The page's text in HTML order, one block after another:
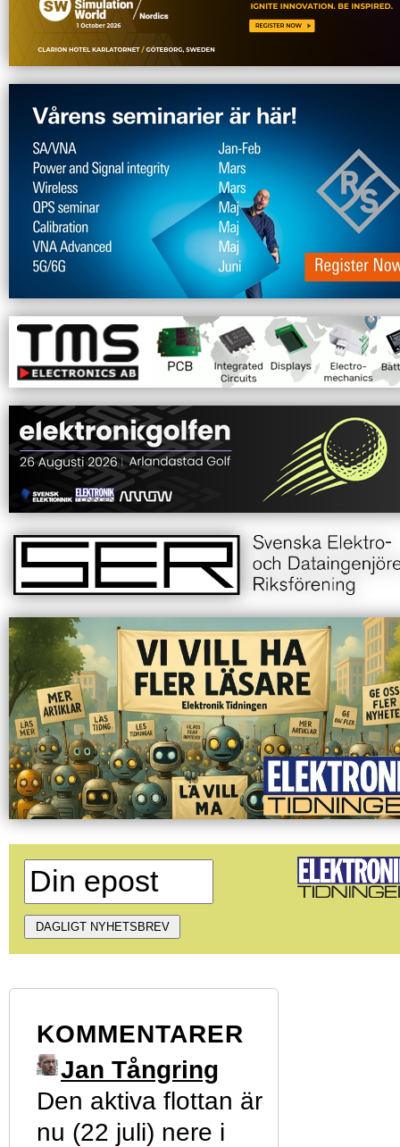
KOMMENTARER
Jan Tångring
Den aktiva flottan är
nu (22 juli) nere i